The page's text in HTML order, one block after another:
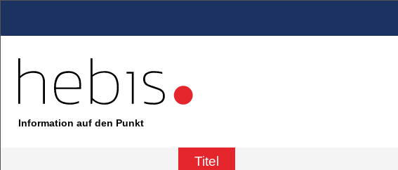
Information auf den Punkt
Titel